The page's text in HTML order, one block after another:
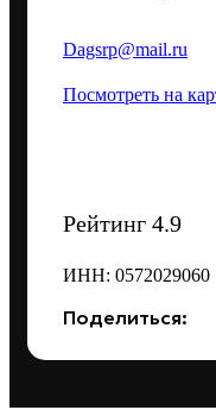
Dagsrp@mail.ru
Посмотреть на
Рейтинг 4.9
ИНН: 0572029060
Поделиться: